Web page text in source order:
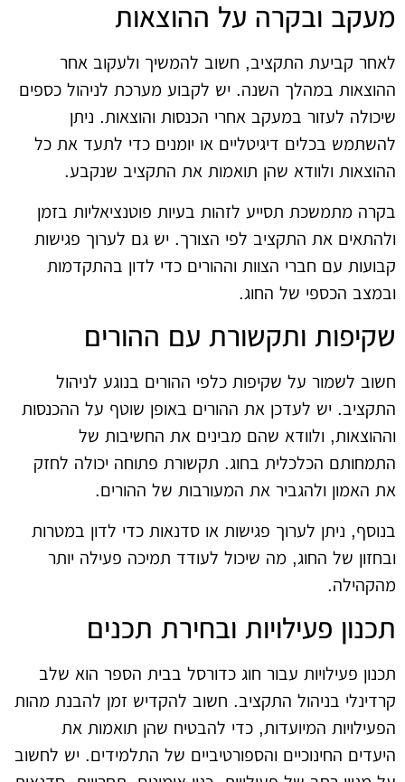
מעקב ובקרה על ההוצאות
לאחר קביעת התקציב, חשוב להמשיך ולעקוב אחר
ההוצאות במהלך השנה. יש לקבוע מערכת לניהול כספים
שיכולה לעזור במעקב אחרי הכנסות והוצאות. ניתן
להשתמש בכלים דיגיטליים או יומנים כדי לתעד את כל
ההוצאות ולוודא שהן תואמות את התקציב שנקבע.
בקרה מתמשכת תסייע לזהות בעיות פוטנציאליות בזמן
ולהתאים את התקציב לפי הצורך. יש גם לערוך פגישות
קבועות עם חברי הצוות וההורים כדי לדון בהתקדמות
ובמצב הכספי של החוג.
שקיפות ותקשורת עם ההורים
חשוב לשמור על שקיפות כלפי ההורים בנוגע לניהול
התקציב. יש לעדכן את ההורים באופן שוטף על ההכנסות
וההוצאות, ולוודא שהם מבינים את החשיבות של
התמחותם הכלכלית בחוג. תקשורת פתוחה יכולה לחזק
את האמון ולהגביר את המעורבות של ההורים.
בנוסף, ניתן לערוך פגישות או סדנאות כדי לדון במטרות
ובחזון של החוג, מה שיכול לעודד תמיכה פעילה יותר
מהקהילה.
תכנון פעילויות ובחירת תכנים
תכנון פעילויות עבור חוג כדורסל בבית הספר הוא שלב
קרדינלי בניהול התקציב. חשוב להקדיש זמן להבנת מהות
הפעילויות המיועדות, כדי להבטיח שהן תואמות את
היעדים החינוכיים והספורטיביים של התלמידים. יש לחשוב